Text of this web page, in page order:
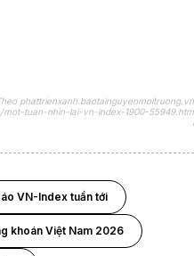
phattrienxanh.baotainguyenmoitruong.vn
tuan-nhin-lai-vn-index-1900-55949.htm
l
VN-Index tuần tới
khoán Việt Nam 2026